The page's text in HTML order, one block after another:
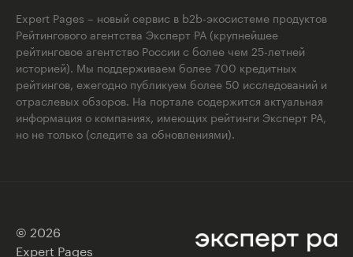
Expert Pages – новый сервис в b2b-экосистеме продуктов
Рейтингового агентства Эксперт РА (крупнейшее
рейтинговое агентство России с более чем 25-летней
историей). Мы поддерживаем более 700 кредитных
рейтингов, ежегодно публикуем более 50 исследований и
отраслевых обзоров. На портале содержится актуальная
информация о компаниях, имеющих рейтинги Эксперт РА,
но не только (следите за обновлениями).
© 2026
Expert Pages